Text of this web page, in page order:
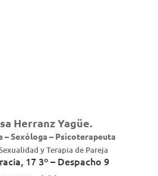
Herranz Yagüe.
– Sexóloga – Psicoterapeuta
y Terapia de Pareja
17 3º – Despacho 9